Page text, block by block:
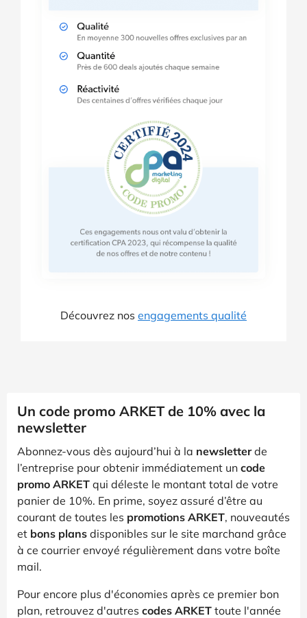
Découvrez nos engagements qualité
Un code promo ARKET de 10% avec la
newsletter
Abonnez-vous dès aujourd’hui à la newsletterde
l’entreprise pour obtenir immédiatement un code
promo ARKET qui déleste le montant total de votre
panier de 10%. En prime, soyez assuré d’être au
courant de toutes les promotions ARKET, nouveautés
et bons plans disponibles sur le site marchand grâce
à ce courrier envoyé régulièrement dans votre boîte
mail.
Pour encore plus d'économies après ce premier bon
plan, retrouvez d'autres codes ARKET toute l'année